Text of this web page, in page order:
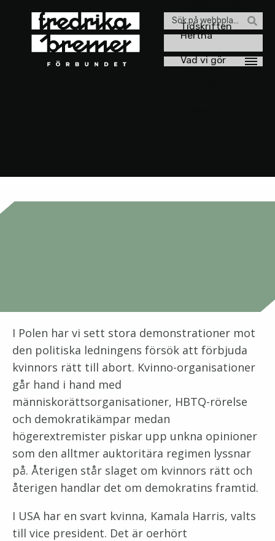
Sök
efter:
Tidskriften
Hertha
Vad vi gör
I Polen har vi sett stora demonstrationer mot
den politiska ledningens försök att förbjuda
kvinnors rätt till abort. Kvinno-organisationer
går hand i hand med
människorättsorganisationer, HBTQ-rörelse
och demokratikämpar medan
högerextremister piskar upp unkna opinioner
som den alltmer auktoritära regimen lyssnar
på. Återigen står slaget om kvinnors rätt och
återigen handlar det om demokratins framtid.
I USA har en svart kvinna, Kamala Harris, valts
till vice president. Det är oerhört